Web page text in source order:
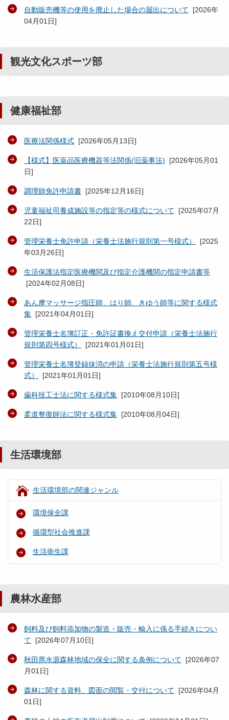
自動販売機等の使用を廃止した場合の届出について [2026年
04月01日]
観光文化スポーツ部
健康福祉部
医療法関係様式 [2026年05月13日]
【様式】医薬品医療機器等法関係(旧薬事法) [2026年05月01
日]
調理師免許申請書 [2025年12月16日]
児童福祉司養成施設等の指定等の様式について [2025年07月
22日]
管理栄養士免許申請（栄養士法施行規則第一号様式） [2025
年03月26日]
生活保護法指定医療機関及び指定介護機関の指定申請書等
[2024年02月08日]
あん摩マッサージ指圧師、はり師、きゆう師等に関する様式
集 [2021年04月01日]
管理栄養士名簿訂正・免許証書換え交付申請（栄養士法施行
規則第四号様式）
[2021年01月01日]
管理栄養士名簿登録抹消の申請（栄養士法施行規則第五号様
式）
[2021年01月01日]
歯科技工士法に関する様式集 [2010年08月10日]
柔道整復師法に関する様式集 [2010年08月04日]
生活環境部
生活環境部の関連ジャンル
環境保全課
循環型社会推進課
生活衛生課
農林水産部
飼料及び飼料添加物の製造・販売・輸入に係る手続きについ
て [2026年07月10日]
秋田県水源森林地域の保全に関する条例について [2026年07
月01日]
森林に関する資料、図面の閲覧・交付について [2026年04月
01日]